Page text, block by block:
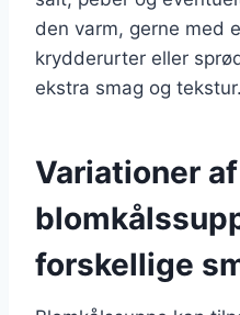
den varm, gerne med
krydderurter eller
ekstra smag og tekstur.
Variationer af
forskellige